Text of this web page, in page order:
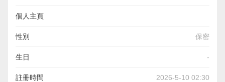
個人主頁
https://www.superiorseating.com/lola-wood-restaurant-bar-
stool-in-walnut
性別 保密
生日 -
註冊時間 2026-5-10 02:30